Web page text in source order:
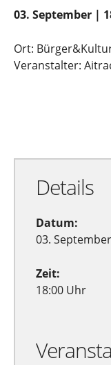
03. September |
Ort:
Veranstalter:
Details
Datum:
03. September
Zeit:
18:00 Uhr